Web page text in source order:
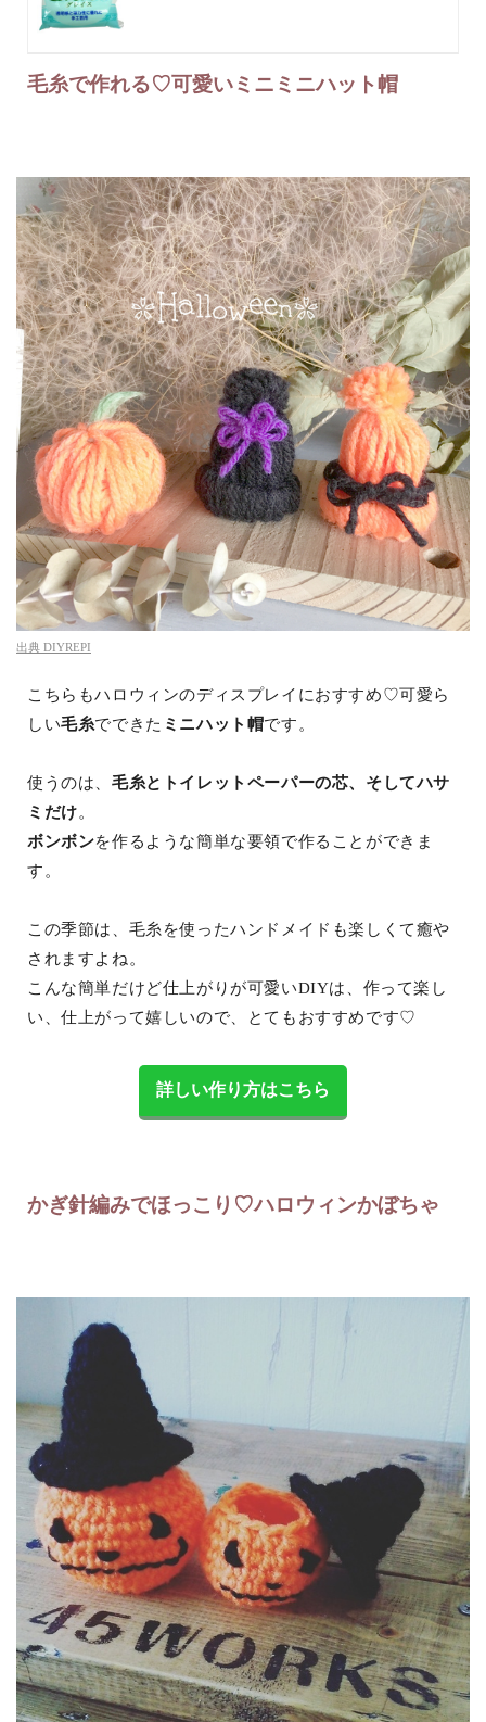
毛糸で作れる♡可愛いミニミニハット帽
出典 DIYREPI
こちらもハロウィンのディスプレイにおすすめ♡可愛ら
しい毛糸でできた ミニハット帽です。
使うのは、 毛糸とトイレットペーパーの芯、そしてハサ
ミだけ。
ボンボンを作るような簡単な要領で作ることができま
す。
この季節は、毛糸を使ったハンドメイドも楽しくて癒や
されますよね。
こんな簡単だけど仕上がりが可愛いDIYは、作って楽し
い、仕上がって嬉しいので、とてもおすすめです♡
詳しい作り方はこちら
かぎ針編みでほっこり♡ハロウィンかぼちゃ